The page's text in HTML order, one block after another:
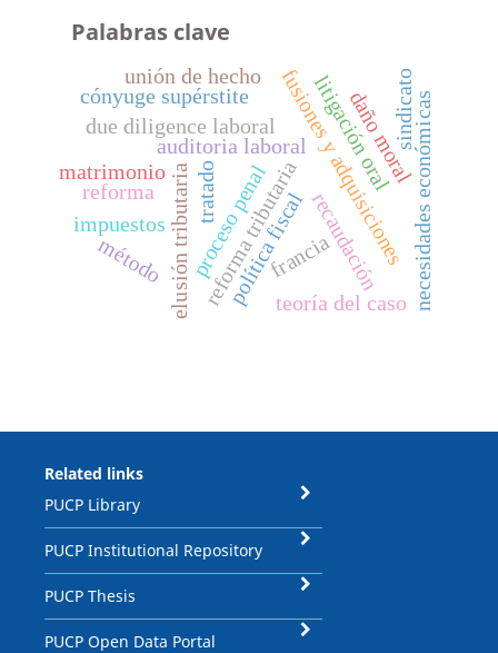
Palabras clave
política fiscal
elusión tributariareforma tributariarecaudación
impuestos
auditoria laboral
due diligence laboralfusiones y adquisiciones
cónyuge supérstite
matrimonio
unión de hecho
tratado
proceso penal
teoría del caso
litigación oral
reforma
francia necesidades económicas
daño moral
método
sindicato
Related links
PUCP Library
PUCP Institutional Repository
PUCP Thesis
PUCP Open Data Portal